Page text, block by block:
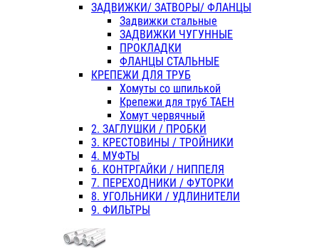
ЗАДВИЖКИ/ ЗАТВОРЫ/ ФЛАНЦЫ
Задвижки стальные
ЗАДВИЖКИ ЧУГУННЫЕ
ПРОКЛАДКИ
ФЛАНЦЫ СТАЛЬНЫЕ
КРЕПЕЖИ ДЛЯ ТРУБ
Хомуты со шпилькой
Крепежи для труб ТАЕН
Хомут червячный
2. ЗАГЛУШКИ / ПРОБКИ
3. КРЕСТОВИНЫ / ТРОЙНИКИ
4. МУФТЫ
6. КОНТРГАЙКИ / НИППЕЛЯ
7. ПЕРЕХОДНИКИ / ФУТОРКИ
8. УГОЛЬНИКИ / УДЛИНИТЕЛИ
9. ФИЛЬТРЫ